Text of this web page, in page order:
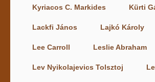
Kyriacos C. Markides Kürti
Lackfi János Lajkó Károly
Lee Carroll Leslie Abraham
Lev Nyikolajevics Tolsztoj